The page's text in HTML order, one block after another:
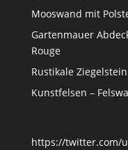
Mooswand mit
Gartenmauer
Rouge
Rustikale
Kunstfelsen –
https://twitter.com/